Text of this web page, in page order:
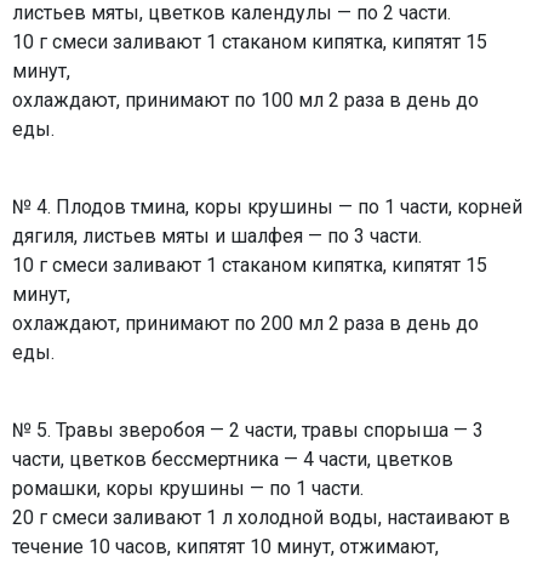
листьев мяты, цветков календулы — по 2 части.
10 г смеси заливают 1 стаканом кипятка, кипятят 15
минут,
охлаждают, принимают по 100 мл 2 раза в день до
еды.
№ 4. Плодов тмина, коры крушины — по 1 части, корней
дягиля, листьев мяты и шалфея — по 3 части.
10 г смеси заливают 1 стаканом кипятка, кипятят 15
минут,
охлаждают, принимают по 200 мл 2 раза в день до
еды.
№ 5. Травы зверобоя — 2 части, травы спорыша — 3
части, цветков бессмертника — 4 части, цветков
ромашки, коры крушины — по 1 части.
20 г смеси заливают 1 л холодной воды, настаивают в
течение 10 часов, кипятят 10 минут, отжимают,